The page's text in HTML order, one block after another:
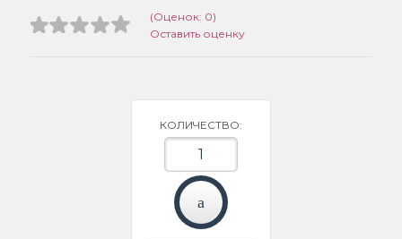
(Оценок: 0)
Оставить оценку
КОЛИЧЕСТВО: